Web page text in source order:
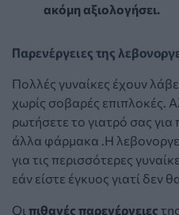
ακόμη αξιολογήσει.
Παρενέργειες της
Πολλές γυναίκες έχουν
χωρίς σοβαρές επιπλοκές.
ρωτήσετε το γιατρό σας για
άλλα φάρμακα .Η
για τις περισσότερες
εάν είστε έγκυος γιατί δεν
Οι πιθανές παρενέργειες